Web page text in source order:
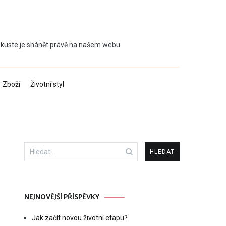
je shánět právě na našem webu.
Zboží Životní styl
Vyhledávání
NEJNOVĚJŠÍ PŘÍSPĚVKY
Jak začít novou životní etapu?